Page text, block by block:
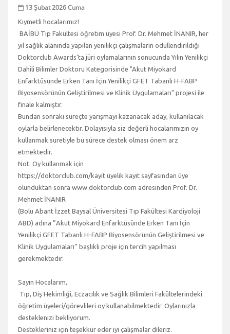
13 Şubat 2026 Cuma
Kıymetli hocalarımız!
BAİBÜ Tıp Fakültesi öğretim üyesi Prof. Dr. Mehmet İNANIR, her
yıl sağlık alanında yapılan yenilikçi çalışmaların ödüllendirildiği
Doktorclub Awards'ta jüri oylamalarının sonucunda Yılın Yenilikçi
Dahili Bilimler Doktoru Kategorisinde "Akut Miyokard
Enfarktüsünde Erken Tanı İçin Yenilikçi GFET Tabanlı H-FABP
Biyosensörünün Geliştirilmesi ve Klinik Uygulamaları" projesi ile
finale kalmıştır.
Bundan sonraki süreçte yarışmayı kazanacak aday, kullanılacak
oylarla belirlenecektir. Dolayısıyla siz değerli hocalarımızın oy
kullanmak suretiyle bu sürece destek olması önem arz
etmektedir.
Not: Oy kullanmak için
https://doktorclub.com/kayit üyelik kayıt sayfasından üye
olunduktan sonra www.doktorclub.com adresinden Prof. Dr.
Mehmet İNANIR
(Bolu Abant İzzet Baysal Üniversitesi Tıp Fakültesi Kardiyoloji
ABD) adına ”Akut Miyokard Enfarktüsünde Erken Tanı İçin
Yenilikçi GFET Tabanlı H-FABP Biyosensörünün Geliştirilmesi ve
Klinik Uygulamaları” başlıklı proje için tercih yapılması
gerekmektedir.
Sayın Hocalarım,
Tıp, Diş Hekimliği, Eczacılık ve Sağlık Bilimleri Fakültelerindeki
öğretim üyeleri/görevlileri oy kullanabilmektedir. Oylarınızla
desteklenizi bekliyorum.
Destekleriniz için teşekkür eder iyi çalışmalar dileriz.